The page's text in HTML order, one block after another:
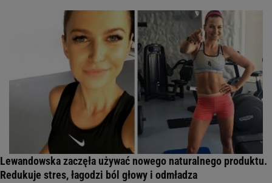
Lewandowska zaczęła używać nowego naturalnego produktu.
Redukuje stres, łagodzi ból głowy i odmładza